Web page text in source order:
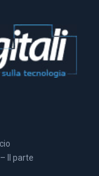
II parte